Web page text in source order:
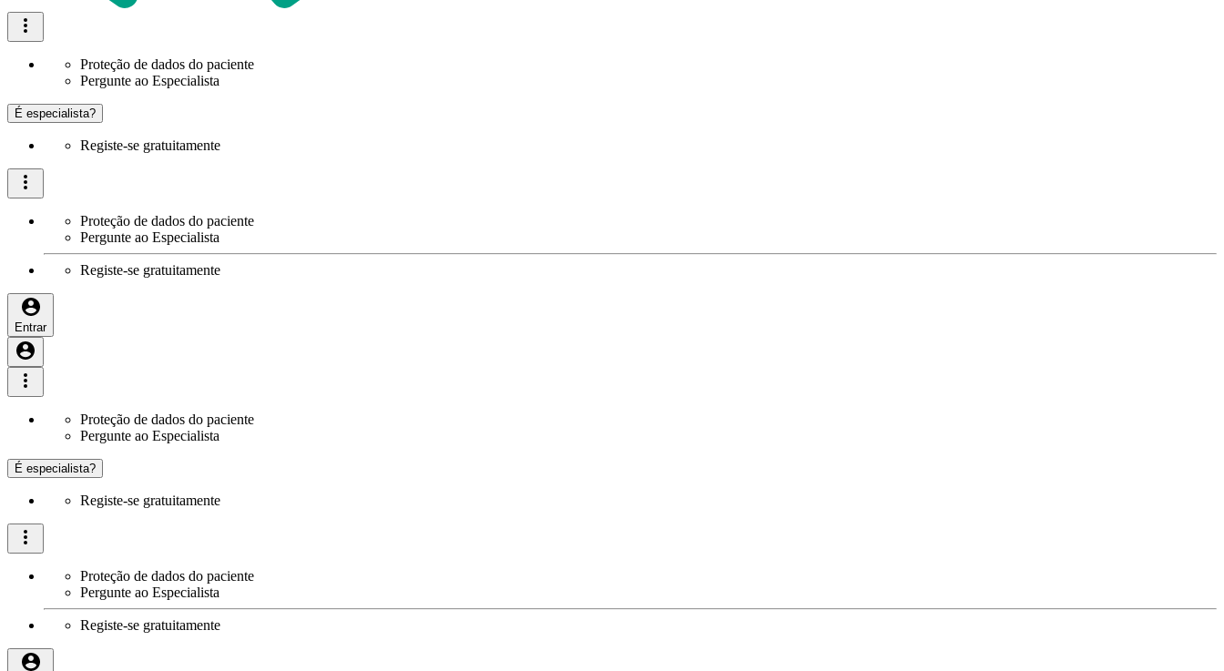
Proteção de dados do paciente
Pergunte ao Especialista
É especialista?
Registe-se gratuitamente
Proteção de dados do paciente
Pergunte ao Especialista
Registe-se gratuitamente
Entrar
Proteção de dados do paciente
Pergunte ao Especialista
É especialista?
Registe-se gratuitamente
Proteção de dados do paciente
Pergunte ao Especialista
Registe-se gratuitamente